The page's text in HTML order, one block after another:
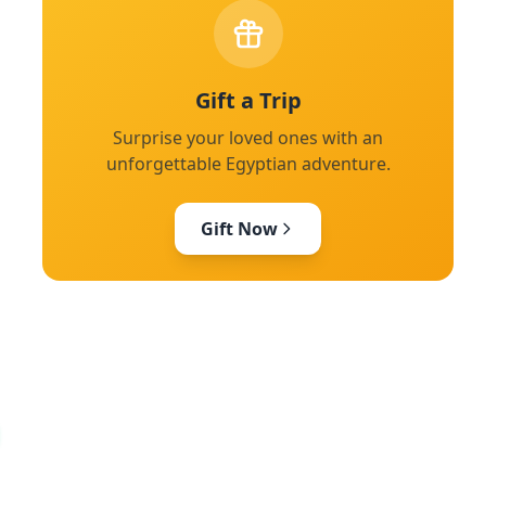
Gift a Trip
Surprise your loved ones with an
unforgettable Egyptian adventure.
Gift Now